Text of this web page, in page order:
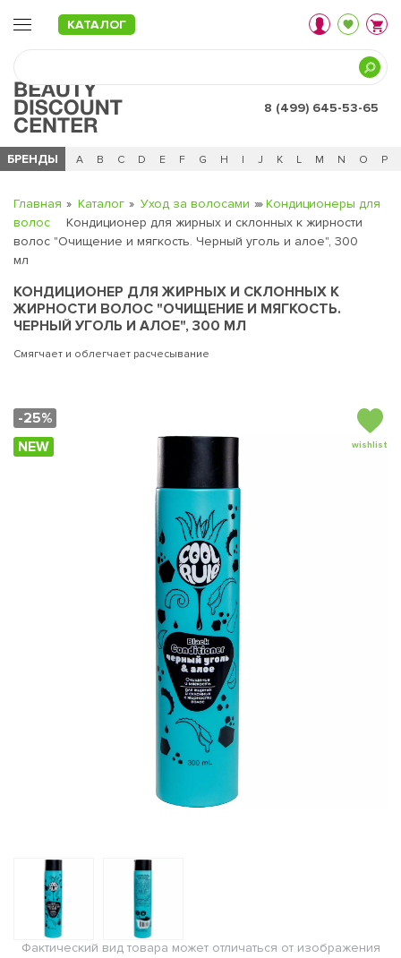
КАТАЛОГ
8 (499) 645-53-65
БРЕНДЫ
Ч 0 - 9 A B C D E F G H I J K L M N O P
Главная Каталог Уход за волосами
Кондиционеры для
волос
Кондиционер для жирных и склонных к жирности
волос "Очищение и мягкость. Черный уголь и алое", 300
мл
КОНДИЦИОНЕР ДЛЯ ЖИРНЫХ И СКЛОННЫХ К
ЖИРНОСТИ ВОЛОС "ОЧИЩЕНИЕ И МЯГКОСТЬ.
ЧЕРНЫЙ УГОЛЬ И АЛОЕ", 300 МЛ
Смягчает и облегчает расчесывание
-25%
NEW
wishlist
Фактический вид товара может отличаться от изображения